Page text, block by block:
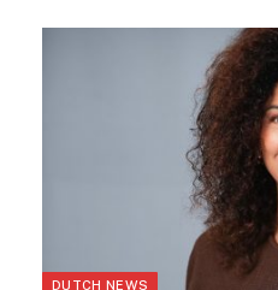
DUTCH NEWS